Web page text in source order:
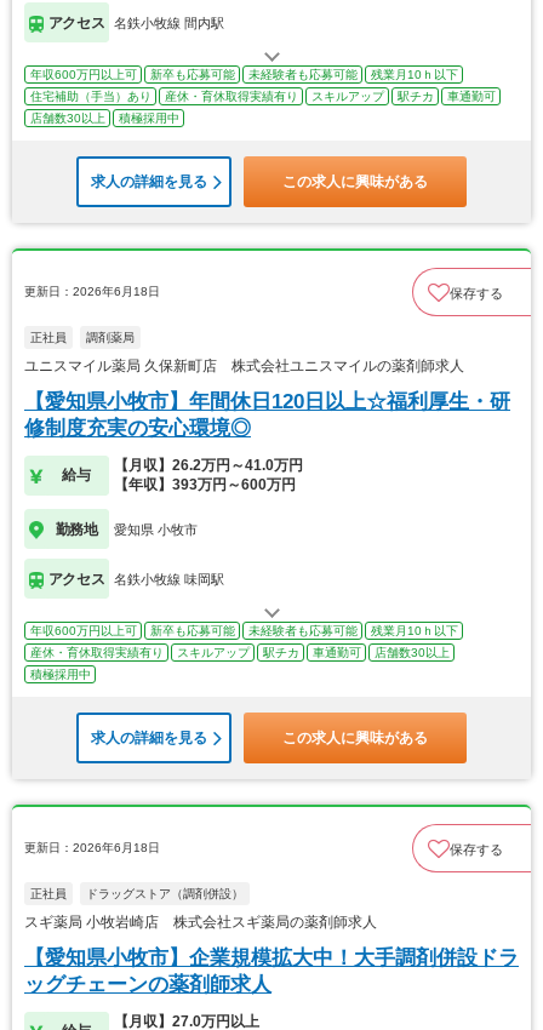
アクセス 名鉄小牧線 間内駅
年収600万円以上可 新卒も応募可能 未経験者も応募可能
残業月10ｈ以下
住宅補助（手当）あり
産休・育休取得実績有り スキルアップ 駅チカ
車通勤可
店舗数30以上
積極採用中
求人の詳細を見る この求人に興味がある
更新日：2026年6月18日 保存する
正社員 調剤薬局
ユニスマイル薬局 久保新町店 株式会社ユニスマイルの薬剤師求人
【愛知県小牧市】年間休日120日以上☆福利厚生・研
修制度充実の安心環境◎
給与
【月収】26.2万円～41.0万円
【年収】393万円～600万円
勤務地 愛知県 小牧市
アクセス 名鉄小牧線 味岡駅
年収600万円以上可 新卒も応募可能 未経験者も応募可能
残業月10ｈ以下
産休・育休取得実績有り
スキルアップ 駅チカ 車通勤可
店舗数30以上
積極採用中
求人の詳細を見る この求人に興味がある
更新日：2026年6月18日 保存する
正社員 ドラッグストア（調剤併設）
スギ薬局 小牧岩崎店 株式会社スギ薬局の薬剤師求人
【愛知県小牧市】企業規模拡大中！大手調剤併設ドラ
ッグチェーンの薬剤師求人
【月収】27.0万円以上